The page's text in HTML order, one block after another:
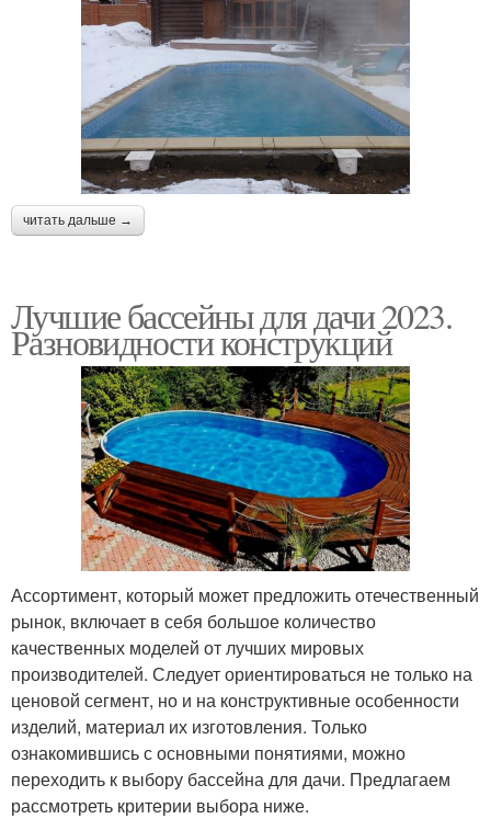
читать дальше →
Лучшие бассейны для дачи 2023.
Разновидности конструкций
Ассортимент, который может предложить отечественный
рынок, включает в себя большое количество
качественных моделей от лучших мировых
производителей. Следует ориентироваться не только на
ценовой сегмент, но и на конструктивные особенности
изделий, материал их изготовления. Только
ознакомившись с основными понятиями, можно
переходить к выбору бассейна для дачи. Предлагаем
рассмотреть критерии выбора ниже.